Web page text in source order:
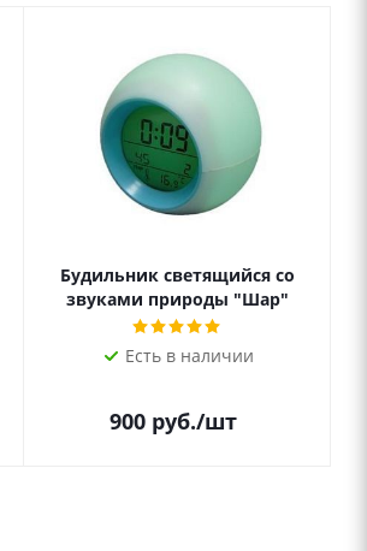
Будильник светящийся со
звуками природы "Шар"
Есть в наличии
900 руб./шт